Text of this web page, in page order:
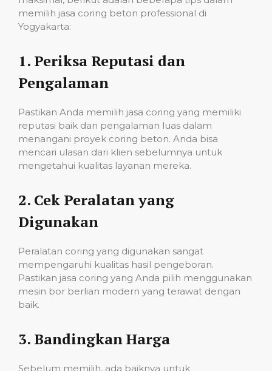
memilih jasa coring beton professional di
Yogyakarta:
1. Periksa Reputasi dan
Pengalaman
Pastikan Anda memilih jasa coring yang memiliki
reputasi baik dan pengalaman luas dalam
menangani proyek coring beton. Anda bisa
mencari ulasan dari klien sebelumnya untuk
mengetahui kualitas layanan mereka.
2. Cek Peralatan yang
Digunakan
Peralatan coring yang digunakan sangat
mempengaruhi kualitas hasil pengeboran.
Pastikan jasa coring yang Anda pilih menggunakan
mesin bor berlian modern yang terawat dengan
baik.
3. Bandingkan Harga
Sebelum memilih, ada baiknya untuk